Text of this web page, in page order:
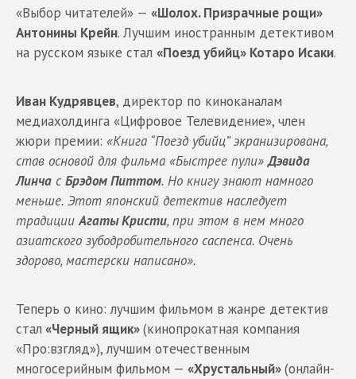
«Выбор читателей» — «Шолох. Призрачные рощи»
Антонины Крейн. Лучшим иностранным детективом
на русском языке стал «Поезд убийц» Котаро Исаки.
Иван Кудрявцев, директор по киноканалам
медиахолдинга «Цифровое Телевидение», член
жюри премии: «Книга “Поезд убийц” экранизирована,
став основой для фильма «Быстрее пули»Дэвида
Линча сБрэдом Питтом. Но книгу знают намного
меньше. Этот японский детектив наследует
традицииАгаты Кристи, при этом в нем много
азиатского зубодробительного саспенса. Очень
здорово, мастерски написано».
Теперь о кино: лучшим фильмом в жанре детектив
стал «Черный ящик»(кинопрокатная компания
«Про:взгляд»), лучшим отечественным
многосерийным фильмом — «Хрустальный»(онлайн-